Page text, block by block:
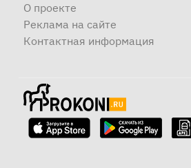
О проекте
Реклама на сайте
Контактная информация